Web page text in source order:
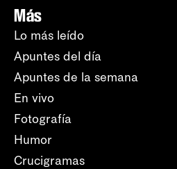
Más
Lo más leído
Apuntes del día
Apuntes de la semana
En vivo
Fotografía
Humor
Crucigramas